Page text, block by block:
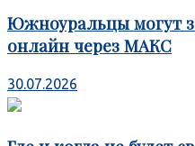
Южноуральцы могут
онлайн через МАКС
30.07.2026